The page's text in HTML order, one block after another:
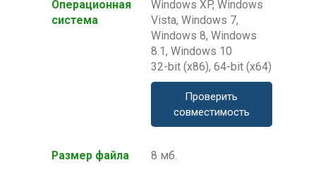
Операционная
система
Windows XP, Windows
Vista, Windows 7,
Windows 8, Windows
8.1, Windows 10
32-bit (x86), 64-bit (x64)
Проверить
совместимость
Размер файла 8 мб.